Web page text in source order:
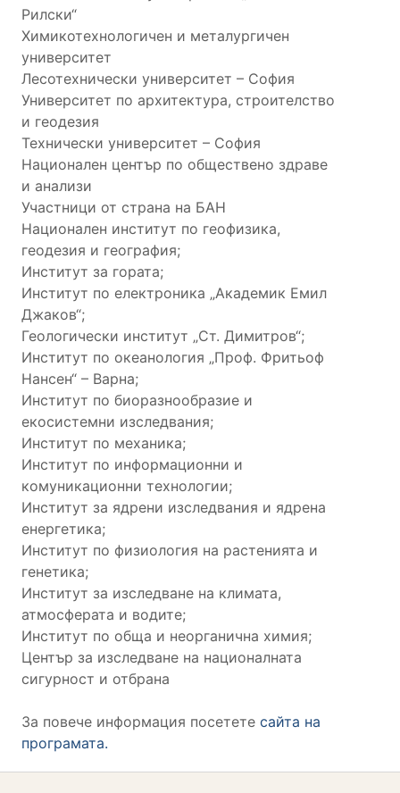
Рилски“
Химикотехнологичен и металургичен
университет
Лесотехнически университет – София
Университет по архитектура, строителство
и геодезия
Технически университет – София
Национален център по обществено здраве
и анализи
Участници от страна на БАН
Национален институт по геофизика,
геодезия и география;
Институт за гората;
Институт по електроника „Академик Емил
Джаков“;
Геологически институт „Ст. Димитров“;
Институт по океанология „Проф. Фритьоф
Нансен“ – Варна;
Институт по биоразнообразие и
екосистемни изследвания;
Институт по механика;
Институт по информационни и
комуникационни технологии;
Институт за ядрени изследвания и ядрена
енергетика;
Институт по физиология на растенията и
генетика;
Институт за изследване на климата,
атмосферата и водите;
Институт по обща и неорганична химия;
Център за изследване на националната
сигурност и отбрана
За повече информация посетете сайта на
програмата.